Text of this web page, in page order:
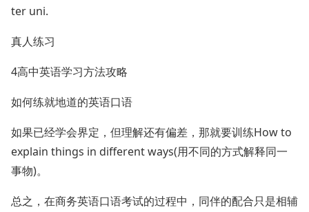
ter uni.
真人练习
4高中英语学习方法攻略
如何练就地道的英语口语
如果已经学会界定，但理解还有偏差，那就要训练How to
explain things in different ways(用不同的方式解释同一
事物)。
总之，在商务英语口语考试的过程中，同伴的配合只是相辅